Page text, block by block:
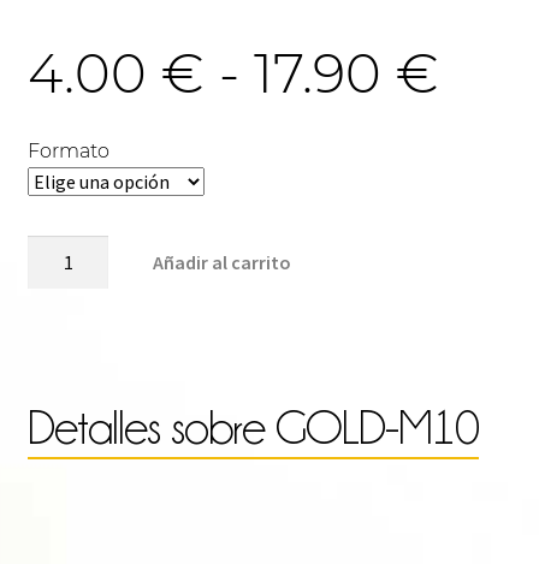
4.00 € - 17.90 €
Formato
Añadir al carrito
Detalles sobre GOLD-M10